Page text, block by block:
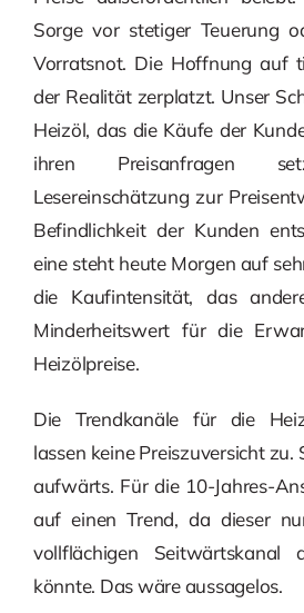
Sorge vor stetiger Teuerung
Vorratsnot. Die Hoffnung auf
der Realität zerplatzt. Unser
Heizöl, das die Käufe der
ihren Preisanfragen
Lesereinschätzung zur
Befindlichkeit der Kunden
eine steht heute Morgen auf
die Kaufintensität, das
Minderheitswert für die
Heizölpreise.
Die Trendkanäle für die
lassen keine Preiszuversicht zu.
aufwärts. Für die 10-Jahres-
auf einen Trend, da dieser
vollflächigen Seitwärtskanal
könnte. Das wäre aussagelos.